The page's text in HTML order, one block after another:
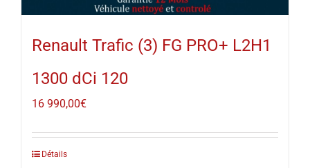
Renault Trafic (3) FG PRO+ L2H1
1300 dCi 120
16 990,00€
Détails